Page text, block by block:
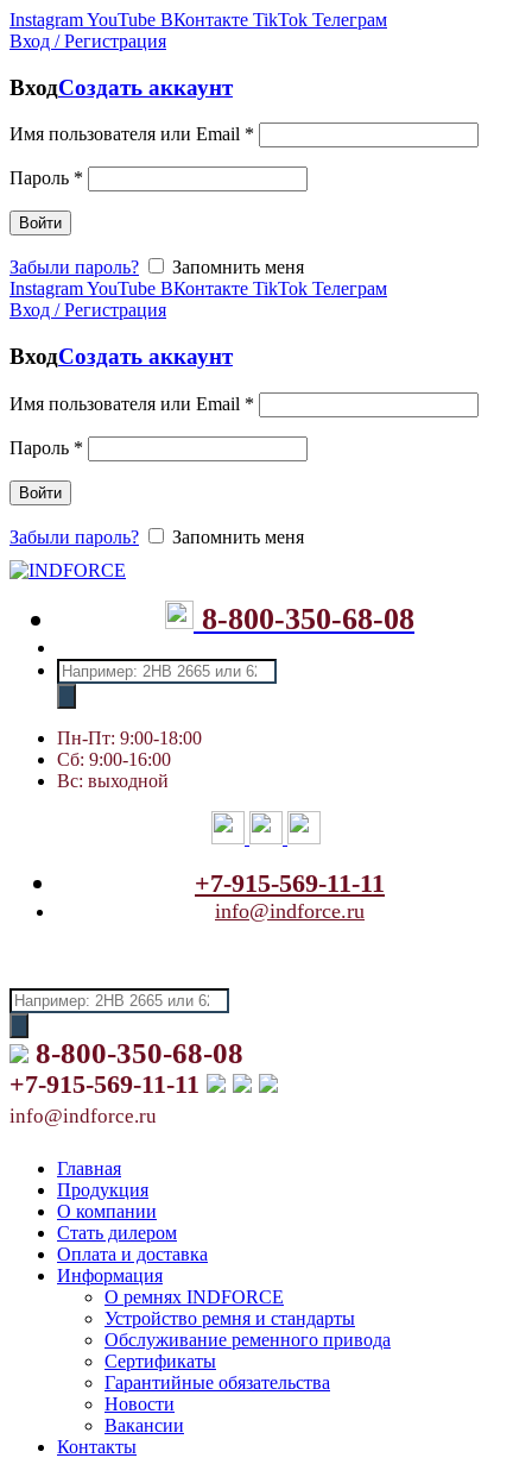
InstagramYouTube ВКонтакте TikTok Телеграм
Вход / Регистрация
ВходСоздать аккаунт
Имя пользователя или Email *
Пароль *
Войти
Забыли пароль?
Запомнить меня
InstagramYouTube ВКонтакте TikTok Телеграм
Вход / Регистрация
ВходСоздать аккаунт
Имя пользователя или Email *
Пароль *
Войти
Забыли пароль? Запомнить меня
8-800-350-68-08
Пн-Пт: 9:00-18:00
Сб: 9:00-16:00
Вс: выходной
+7-915-569-11-11
info@indforce.ru
8-800-350-68-08
+7-915-569-11-11
info@indforce.ru
Главная
Продукция
О компании
Стать дилером
Оплата и доставка
Информация
О ремнях INDFORCE
Устройство ремня и стандарты
Обслуживание ременного привода
Сертификаты
Гарантийные обязательства
Новости
Вакансии
Контакты